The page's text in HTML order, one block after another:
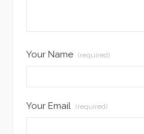
Your Name (required)
Your Email (required)